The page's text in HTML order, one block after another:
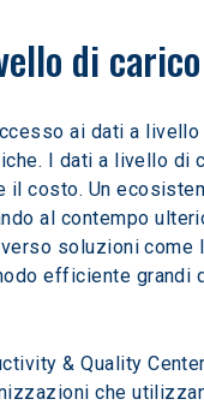
di
I dati a livello di
il costo. Un
al contempo
soluzioni come
efficiente grandi
& Quality
che